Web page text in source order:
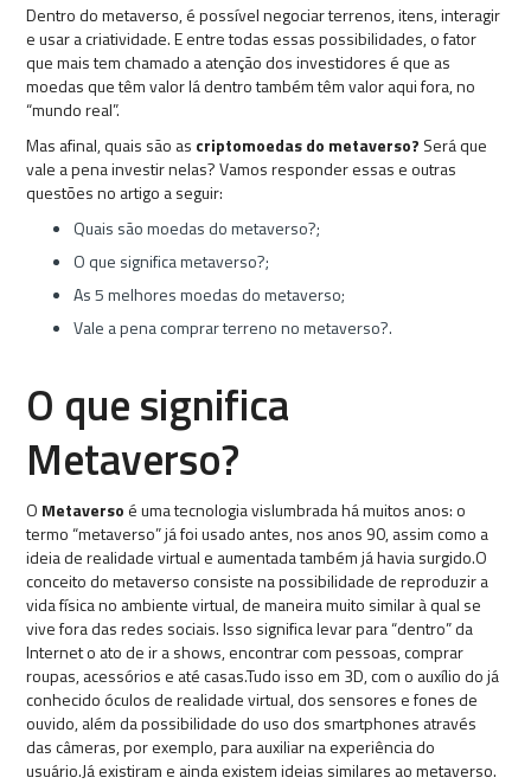
Dentro do metaverso, é possível negociar terrenos, itens, interagir
e usar a criatividade. E entre todas essas possibilidades, o fator
que mais tem chamado a atenção dos investidores é que as
moedas que têm valor lá dentro também têm valor aqui fora, no
“mundo real”.
Mas afinal, quais são as criptomoedas do metaverso? Será que
vale a pena investir nelas? Vamos responder essas e outras
questões no artigo a seguir:
Quais são moedas do metaverso?;
O que significa metaverso?;
As 5 melhores moedas do metaverso;
Vale a pena comprar terreno no metaverso?.
O que significa
Metaverso?
O Metaverso é uma tecnologia vislumbrada há muitos anos: o
termo “metaverso” já foi usado antes, nos anos 90, assim como a
ideia de realidade virtual e aumentada também já havia surgido.O
conceito do metaverso consiste na possibilidade de reproduzir a
vida física no ambiente virtual, de maneira muito similar à qual se
vive fora das redes sociais. Isso significa levar para “dentro” da
Internet o ato de ir a shows, encontrar com pessoas, comprar
roupas, acessórios e até casas.Tudo isso em 3D, com o auxílio do já
conhecido óculos de realidade virtual, dos sensores e fones de
ouvido, além da possibilidade do uso dos smartphones através
das câmeras, por exemplo, para auxiliar na experiência do
usuário.Já existiram e ainda existem ideias similares ao metaverso.